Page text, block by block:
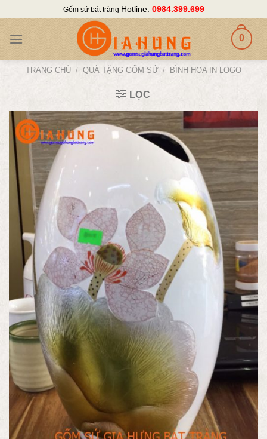
content
Gốm sứ bát tràng Hotline: 0984.399.699
0
TRANG CHỦ / QUÀ TẶNG GỐM SỨ / BÌNH HOA IN LOGO
LỌC